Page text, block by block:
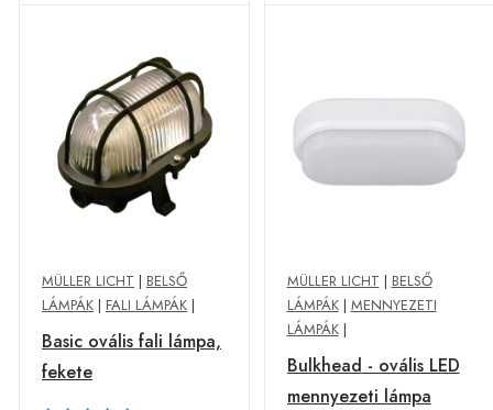
MÜLLER LICHT | BELSŐ
LÁMPÁK | FALI LÁMPÁK |
Basic ovális fali lámpa,
fekete
MÜLLER LICHT | BELSŐ
LÁMPÁK| MENNYEZETI
LÁMPÁK|
Bulkhead - ovális LED
mennyezeti lámpa